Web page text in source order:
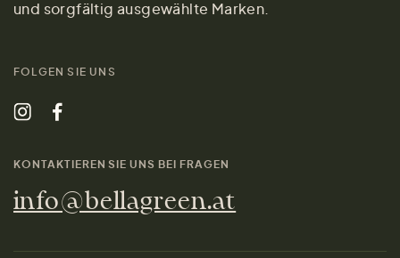
und sorgfältig ausgewählte Marken.
FOLGEN SIE UNS
KONTAKTIEREN SIE UNS BEI FRAGEN
info@bellagreen.at